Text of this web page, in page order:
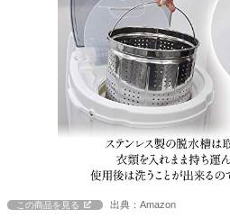
この商品を見る 出典：Amazon